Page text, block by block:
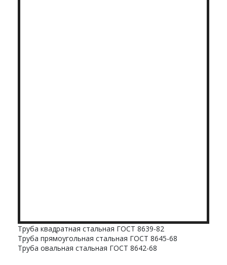
Труба квадратная стальная ГОСТ 8639-82
Труба прямоугольная стальная ГОСТ 8645-68
Труба овальная стальная ГОСТ 8642-68